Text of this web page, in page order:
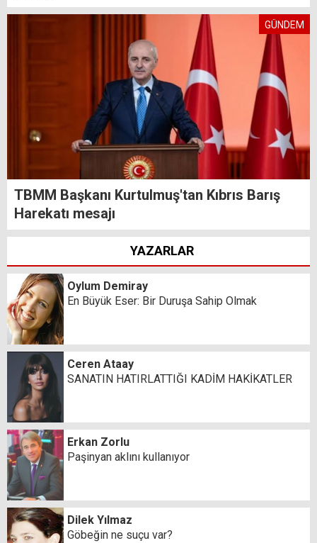
GÜNDEM
TBMM Başkanı Kurtulmuş'tan Kıbrıs Barış
Harekatı mesajı
YAZARLAR
Oylum Demiray
En Büyük Eser: Bir Duruşa Sahip Olmak
Ceren Ataay
SANATIN HATIRLATTIĞI KADİM HAKİKATLER
Erkan Zorlu
Paşinyan aklını kullanıyor
Dilek Yılmaz
Göbeğin ne suçu var?